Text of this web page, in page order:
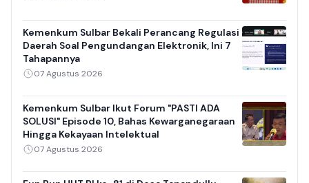
Kemenkum Sulbar Bekali Perancang Regulasi
Daerah Soal Pengundangan Elektronik, Ini 7
Tahapannya
07 Agustus 2026
Kemenkum Sulbar Ikut Forum "PASTI ADA
SOLUSI" Episode 10, Bahas Kewarganegaraan
Hingga Kekayaan Intelektual
07 Agustus 2026